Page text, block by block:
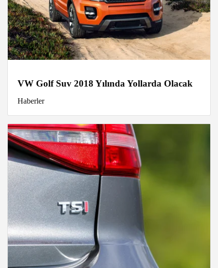
VW Golf Suv 2018 Yılında Yollarda Olacak
Haberler